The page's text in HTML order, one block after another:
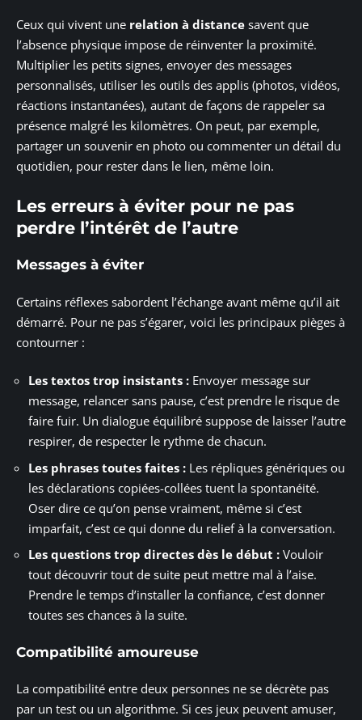
Ceux qui vivent une relation à distance savent que
l’absence physique impose de réinventer la proximité.
Multiplier les petits signes, envoyer des messages
personnalisés, utiliser les outils des applis (photos, vidéos,
réactions instantanées), autant de façons de rappeler sa
présence malgré les kilomètres. On peut, par exemple,
partager un souvenir en photo ou commenter un détail du
quotidien, pour rester dans le lien, même loin.
Les erreurs à éviter pour ne pas
perdre l’intérêt de l’autre
Messages à éviter
Certains réflexes sabordent l’échange avant même qu’il ait
démarré. Pour ne pas s’égarer, voici les principaux pièges à
contourner :
Les textos trop insistants : Envoyer message sur
message, relancer sans pause, c’est prendre le risque de
faire fuir. Un dialogue équilibré suppose de laisser l’autre
respirer, de respecter le rythme de chacun.
Les phrases toutes faites : Les répliques génériques ou
les déclarations copiées-collées tuent la spontanéité.
Oser dire ce qu’on pense vraiment, même si c’est
imparfait, c’est ce qui donne du relief à la conversation.
Les questions trop directes dès le début : Vouloir
tout découvrir tout de suite peut mettre mal à l’aise.
Prendre le temps d’installer la confiance, c’est donner
toutes ses chances à la suite.
Compatibilité amoureuse
La compatibilité entre deux personnes ne se décrète pas
par un test ou un algorithme. Si ces jeux peuvent amuser,